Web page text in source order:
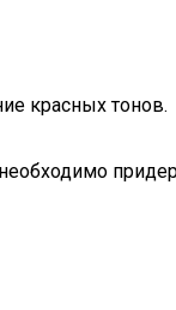
красных тонов.